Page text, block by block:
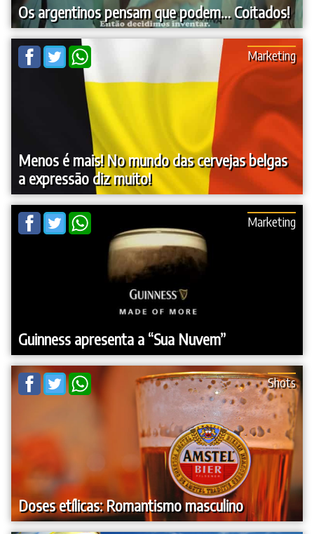
Os argentinos pensam que podem… Coitados!
Menos é mais! No mundo das cervejas belgas
a expressão diz muito!
Marketing
Guinness apresenta a “Sua Nuvem”
Marketing
Doses etílicas: Romantismo masculino
Shots